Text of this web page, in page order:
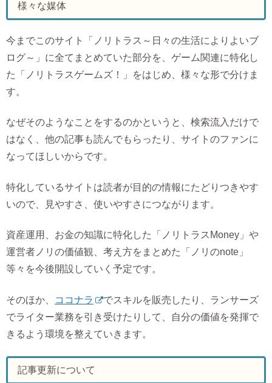
様々な媒体
今までこのサイト「ノリトラス～日々の生活によりよいブ
ログ～」に全てまとめていた部分を、ゲーム関連に特化し
た「ノリトラスゲームズ！」をはじめ、様々な形で分けま
す。
なぜそのようなことをするのかというと、検索流入だけで
はなく、他の記事も読んでもらったり、サイトのファンに
なってほしいからです。
特化しているサイトは読者が目的の情報にたどりつきやす
いので、見やすさ、使いやすさにつながります。
資産運用、お金の知識に特化した「ノリトラスMoney」や
運営者ノリの価値観、考え方をまとめた「ノリのnote」
等々を今後開設していく予定です。
そのほか、 ココナラ
でスキルを販売したり、ランサーズ
でライター業務を引き受けたりして、自分の価値を発揮で
きるよう環境を整えていきます。
記事更新について